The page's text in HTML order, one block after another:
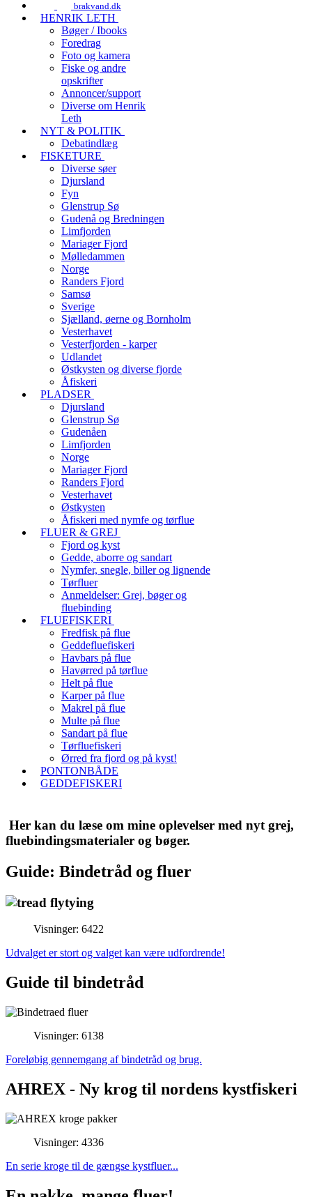
brakvand.dk
HENRIK LETH
Bøger / Ibooks
Foredrag
Foto og kamera
Fiske og andre
opskrifter
Annoncer/support
Diverse om Henrik
Leth
NYT & POLITIK
Debatindlæg
FISKETURE
Diverse søer
Djursland
Fyn
Glenstrup Sø
Gudenå og Bredningen
Limfjorden
Mariager Fjord
Mølledammen
Norge
Randers Fjord
Samsø
Sverige
Sjælland, øerne og Bornholm
Vesterhavet
Vesterfjorden - karper
Udlandet
Østkysten og diverse fjorde
Åfiskeri
PLADSER
Djursland
Glenstrup Sø
Gudenåen
Limfjorden
Norge
Mariager Fjord
Randers Fjord
Vesterhavet
Østkysten
Åfiskeri med nymfe og tørflue
FLUER & GREJ
Fjord og kyst
Gedde, aborre og sandart
Nymfer, snegle, biller og lignende
Tørfluer
Anmeldelser: Grej, bøger og
fluebinding
FLUEFISKERI
Fredfisk på flue
Geddefluefiskeri
Havbars på flue
Havørred på tørflue
Helt på flue
Karper på flue
Makrel på flue
Multe på flue
Sandart på flue
Tørfluefiskeri
Ørred fra fjord og på kyst!
PONTONBÅDE
GEDDEFISKERI
Her kan du læse om mine oplevelser med nyt grej,
fluebindingsmaterialer og bøger.
Guide: Bindetråd og fluer
Visninger: 6422
Udvalget er stort og valget kan være udfordrende!
Guide til bindetråd
Visninger: 6138
Foreløbig gennemgang af bindetråd og brug.
AHREX - Ny krog til nordens kystfiskeri
Visninger: 4336
En serie kroge til de gængse kystfluer...